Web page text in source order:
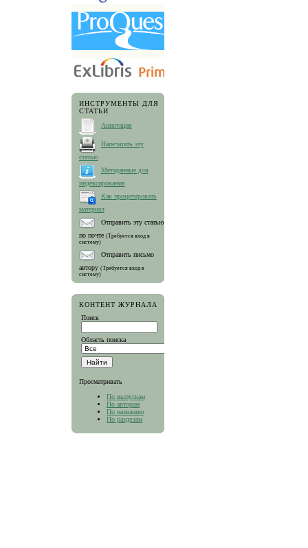
ИНСТРУМЕНТЫ ДЛЯ
СТАТЬИ
Аннотация
Напечатать эту
статью
Метаданные для
индексирования
Как процитировать
материал
Отправить эту статью
по почте (Требуется вход в
систему)
Отправить письмо
автору (Требуется вход в
систему)
КОНТЕНТ ЖУРНАЛА
Поиск
Область поиска
Просматривать
По выпускам
По авторам
По названию
По разделам